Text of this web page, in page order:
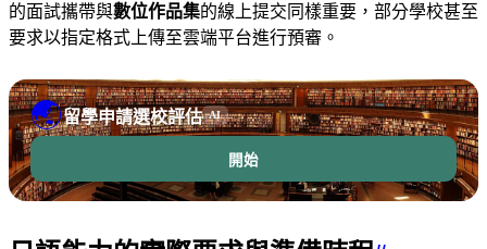
的面試攜帶與數位作品集的線上提交同樣重要，部分學校甚至
要求以指定格式上傳至雲端平台進行預審。
🌏留學申請選校評估 AI
開始